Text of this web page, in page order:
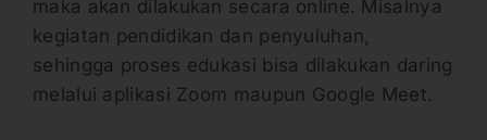
maka akan dilakukan secara online. Misalnya
kegiatan pendidikan dan penyuluhan,
sehingga proses edukasi bisa dilakukan daring
melalui aplikasi Zoom maupun Google Meet.